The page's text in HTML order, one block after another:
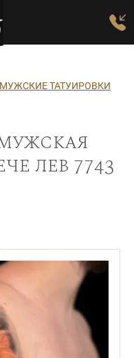
МУЖСКИЕ ТАТУИРОВКИ
лев 7743